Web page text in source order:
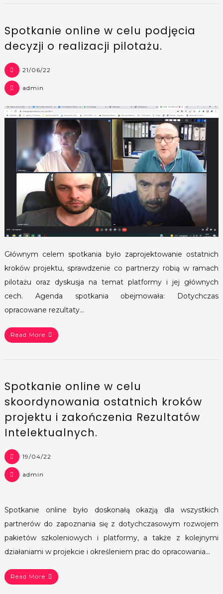
Spotkanie online w celu podjęcia
decyzji o realizacji pilotażu.
21/06/22
admin
Głównym celem spotkania było zaprojektowanie ostatnich
kroków projektu, sprawdzenie co partnerzy robią w ramach
pilotażu oraz dyskusja na temat platformy i jej głównych
cech. Agenda spotkania obejmowała: Dotychczas
opracowane rezultaty…
Read More
Spotkanie online w celu
skoordynowania ostatnich kroków
projektu i zakończenia Rezultatów
Intelektualnych.
19/04/22
admin
Spotkanie online było doskonałą okazją dla wszystkich
partnerów do zapoznania się z dotychczasowym rozwojem
pakietów szkoleniowych i platformy, a także z kolejnymi
działaniami w projekcie i określeniem prac do opracowania…
Read More